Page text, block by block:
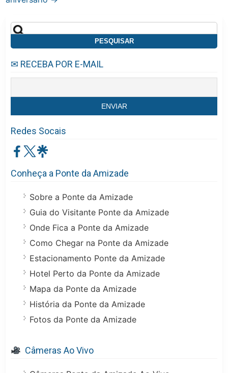
Pesquisar
por:
✉ RECEBA POR E-MAIL
Redes Socais
Conheça a Ponte da Amizade
Sobre a Ponte da Amizade
Guia do Visitante Ponte da Amizade
Onde Fica a Ponte da Amizade
Como Chegar na Ponte da Amizade
Estacionamento Ponte da Amizade
Hotel Perto da Ponte da Amizade
Mapa da Ponte da Amizade
História da Ponte da Amizade
Fotos da Ponte da Amizade
Câmeras Ao Vivo